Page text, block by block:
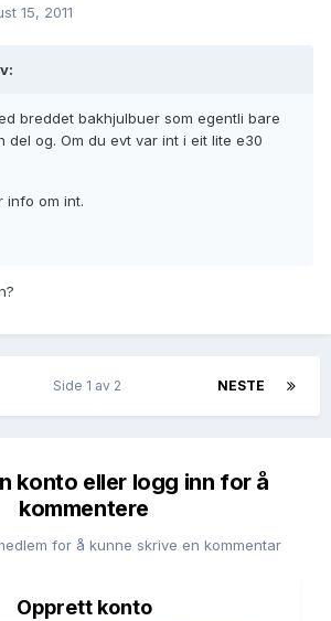
15, 2011
breddet bakhjulbuer som egentli bare
del og. Om du evt var int i eit lite e30
info om int.
NESTE
Side 1 av 2
konto eller logg inn for å
kommentere
for å kunne skrive en kommentar
Opprett konto